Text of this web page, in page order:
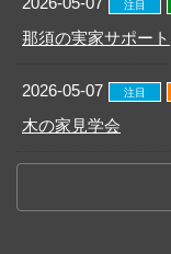
注目
那須の実家サポート
2026-05-07 注目
木の家見学会